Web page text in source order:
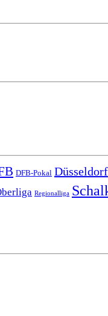
DFB-Pokal Düsseldorf
Regionalliga